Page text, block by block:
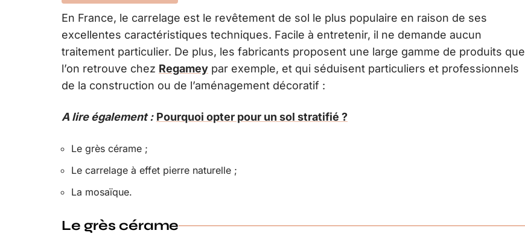
En France, le carrelage est le revêtement de sol le plus populaire en raison de ses
excellentes caractéristiques techniques. Facile à entretenir, il ne demande aucun
traitement particulier. De plus, les fabricants proposent une large gamme de produits que
l’on retrouve chez Regamey par exemple, et qui séduisent particuliers et professionnels
de la construction ou de l’aménagement décoratif :
A lire également : Pourquoi opter pour un sol stratifié ?
Le grès cérame ;
Le carrelage à effet pierre naturelle ;
La mosaïque.
Le grès cérame